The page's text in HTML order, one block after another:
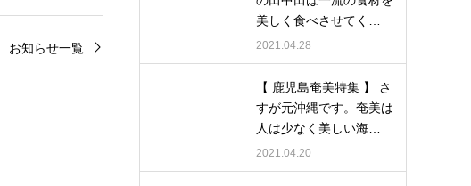
お知らせ一覧
美しく食べさせてく…
2021.04.28
【 鹿児島奄美特集 】 さ
すが元沖縄です。奄美は
人は少なく美しい海…
2021.04.20